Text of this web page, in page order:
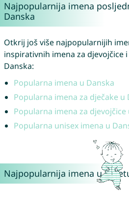
Najpopularnija imena
Danska
Otkrij još više najpopularnijih
inspirativnih imena za djevojčice
Danska:
Popularna imena u Danska
Popularna imena za dječake u
Popularna imena za djevojčice
Popularna unisex imena u
Najpopularnija imena u